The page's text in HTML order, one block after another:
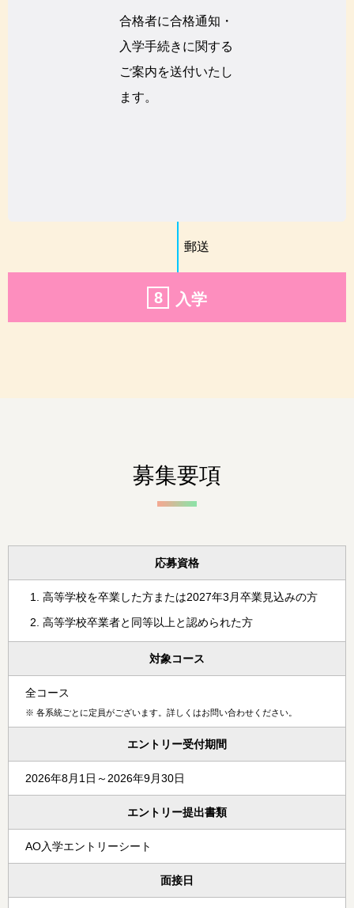
合格者に合格通知・
入学手続きに関する
ご案内を送付いたし
ます。
郵送
8 入学
募集要項
応募資格
高等学校を卒業した方または2027年3月卒業見込みの方
高等学校卒業者と同等以上と認められた方
対象コース
全コース
※ 各系統ごとに定員がございます。詳しくはお問い合わせください。
エントリー受付期間
2026年8月1日～2026年9月30日
エントリー提出書類
AO入学エントリーシート
面接日